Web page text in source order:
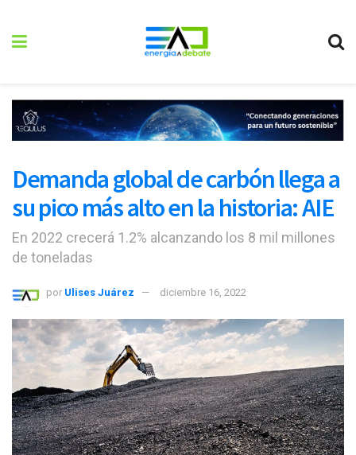
Demanda global de carbón llega a
su pico más alto en la historia: AIE
En 2022 crecerá 1.2% alcanzando los 8 mil millones
de toneladas
por Ulises Juárez diciembre 16, 2022